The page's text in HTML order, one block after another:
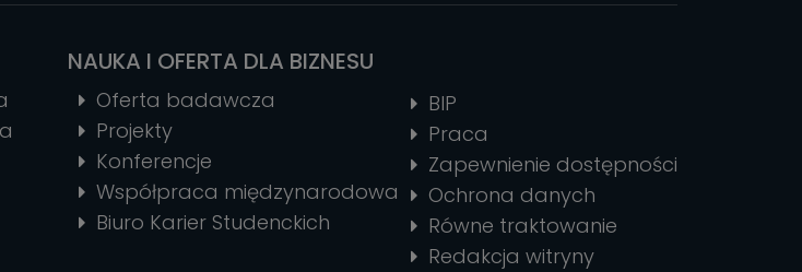
NAUKA I OFERTA DLA BIZNESU
Oferta badawcza
Projekty
Konferencje
Współpraca międzynarodowa
Biuro Karier Studenckich
BIP
Praca
Zapewnienie dostępności
Ochrona danych
Równe traktowanie
Redakcja witryny